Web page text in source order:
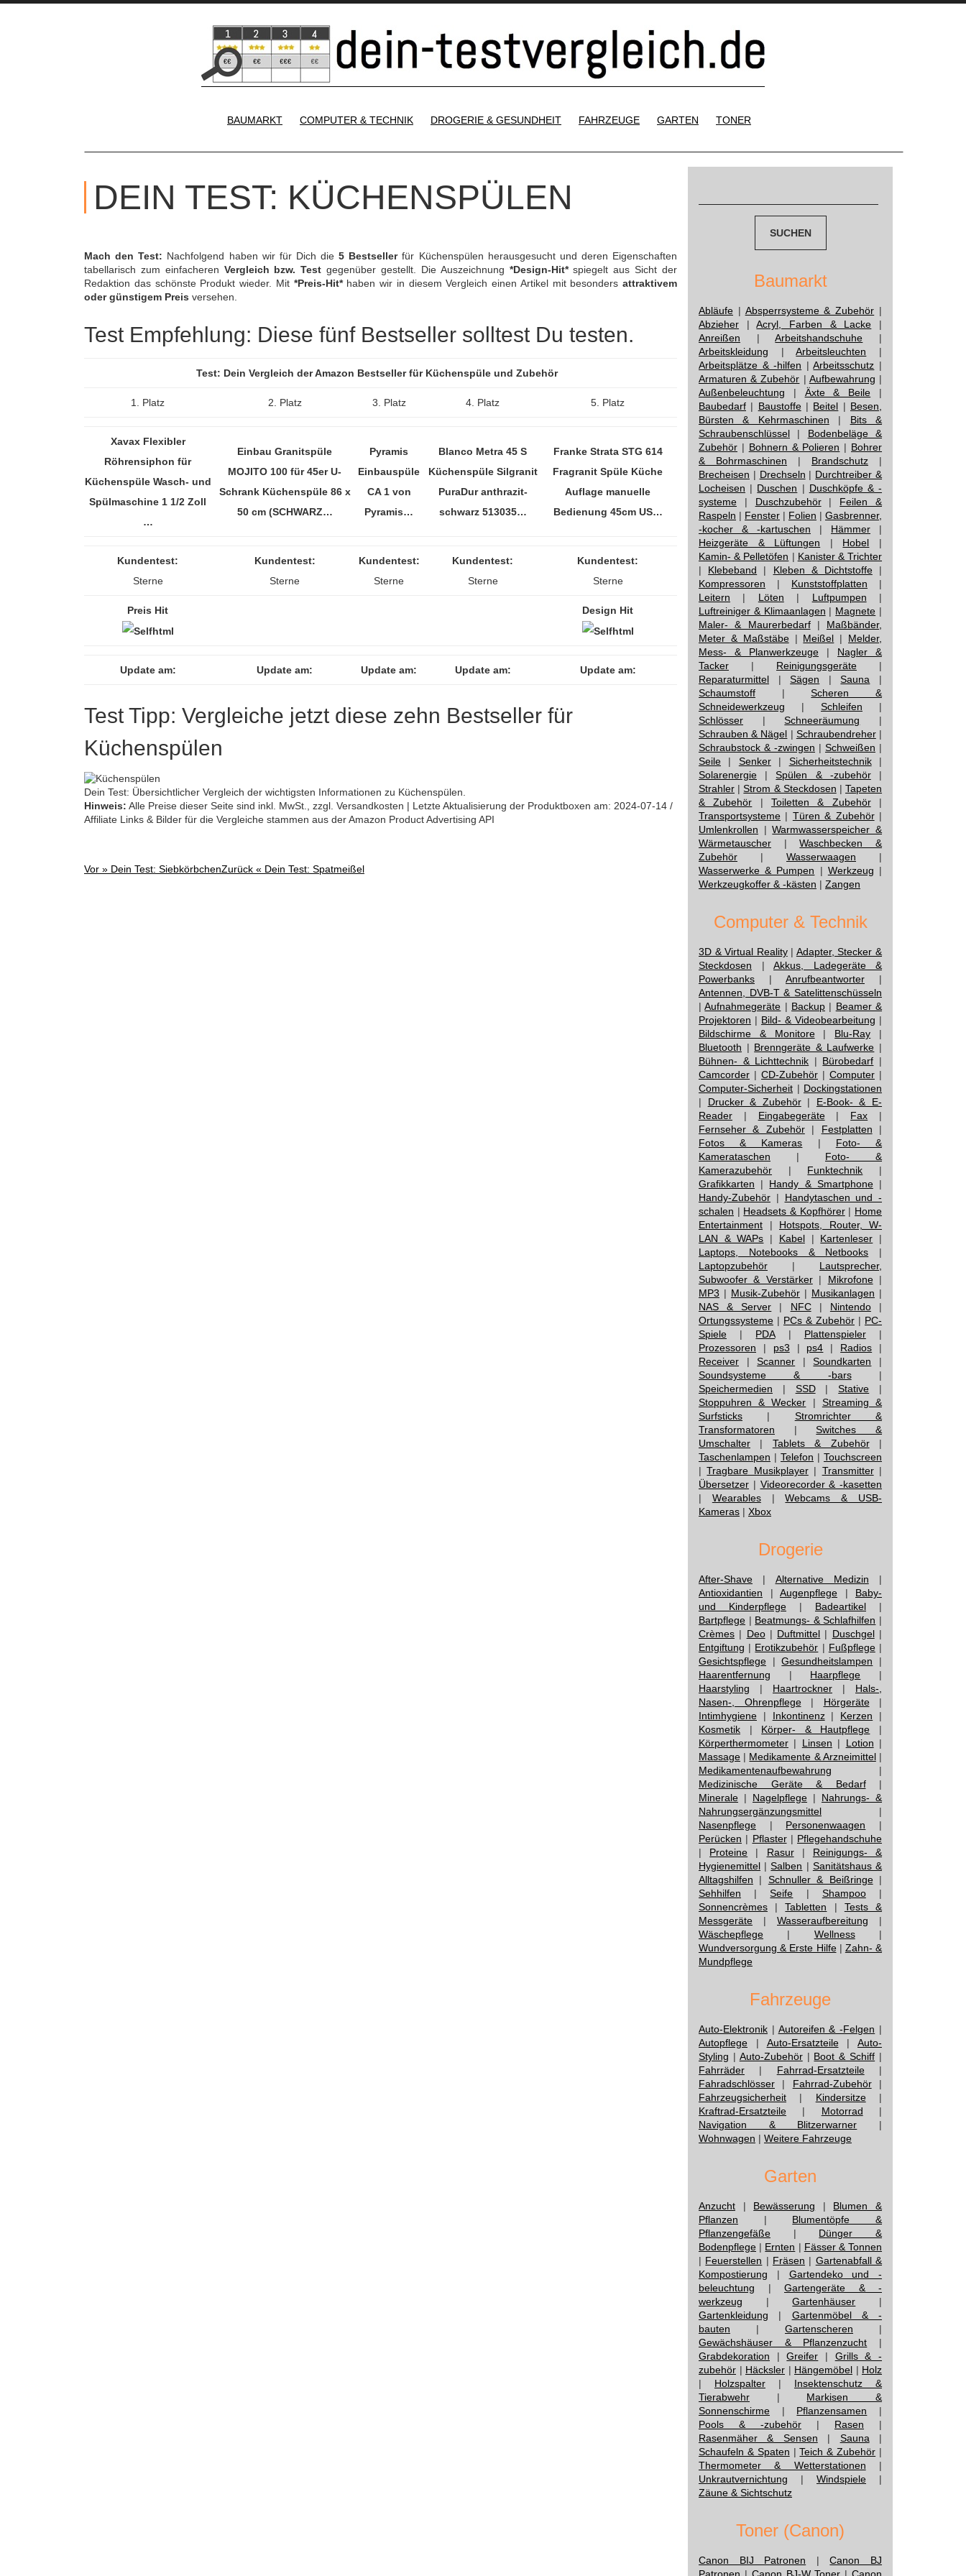
BAUMARKT
COMPUTER & TECHNIK DROGERIE & GESUNDHEIT FAHRZEUGE GARTEN TONER
DEIN TEST: KÜCHENSPÜLEN
Mach den Test: Nachfolgend haben wir für Dich die5 Bestsellerfür Küchenspülen herausgesucht und deren Eigenschaften
tabellarisch zum einfacheren Vergleich bzw. Test gegenüber gestellt. Die Auszeichnung *Design-Hit*spiegelt aus Sicht der
Redaktion das schönste Produkt wieder. Mit *Preis-Hit*haben wir in diesem Vergleich einen Artikel mit besonders attraktivem
oder günstigem Preis versehen.
Test Empfehlung: Diese fünf Bestseller solltest Du testen.
Test: Dein Vergleich der Amazon Bestseller für Küchenspüle und Zubehör
1. Platz 2. Platz 3. Platz 4. Platz 5. Platz
Xavax Flexibler
Röhrensiphon für
Küchenspüle Wasch- und
Spülmaschine 1 1/2 Zoll
…
Einbau Granitspüle
MOJITO 100 für 45er U-
Schrank Küchenspüle 86 x
50 cm (SCHWARZ…
Pyramis
Einbauspüle
CA 1 von
Pyramis…
Blanco Metra 45 S
Küchenspüle Silgranit
PuraDur anthrazit-
schwarz 513035…
Franke Strata STG 614
Fragranit Spüle Küche
Auflage manuelle
Bedienung 45cm US…
Kundentest:
Sterne
Kundentest:
Sterne
Kundentest:
Sterne
Kundentest:
Sterne
Kundentest:
Sterne
Preis Hit Design Hit
Update am: Update am: Update am: Update am: Update am:
Test Tipp: Vergleiche jetzt diese zehn Bestseller für
Küchenspülen
Dein Test: Übersichtlicher Vergleich der wichtigsten Informationen zu Küchenspülen.
Hinweis: Alle Preise dieser Seite sind inkl. MwSt., zzgl. Versandkosten | Letzte Aktualisierung der Produktboxen am: 2024-07-14 /
Affiliate Links & Bilder für die Vergleiche stammen aus der Amazon Product Advertising API
Post
Vor » Dein Test: SiebkörbchenZurück « Dein Test: Spatmeißel
Baumarkt
Abläufe | Absperrsysteme & Zubehör |
Abzieher |Acryl, Farben & Lacke |
Anreißen |Arbeitshandschuhe |
Arbeitskleidung |Arbeitsleuchten |
Arbeitsplätze & -hilfen |Arbeitsschutz |
Armaturen & Zubehör | Aufbewahrung |
Außenbeleuchtung | Äxte & Beile |
Baubedarf | Baustoffe| Beitel | Besen,
Bürsten & Kehrmaschinen | Bits &
Schraubenschlüssel | Bodenbeläge &
Zubehör | Bohnern & Polieren | Bohrer
& Bohrmaschinen | Brandschutz |
Brecheisen | Drechseln | Durchtreiber &
Locheisen | Duschen | Duschköpfe & -
systeme | Duschzubehör| Feilen &
Raspeln | Fenster | Folien | Gasbrenner,
-kocher & -kartuschen | Hämmer |
Heizgeräte & Lüftungen | Hobel |
Kamin- & Pelletöfen | Kanister & Trichter
| Klebeband | Kleben & Dichtstoffe|
Kompressoren | Kunststoffplatten |
Leitern | Löten | Luftpumpen |
Luftreiniger & Klimaanlagen | Magnete |
Maler- & Maurerbedarf| Maßbänder,
Meter & Maßstäbe| Meißel | Melder,
Mess- & Planwerkzeuge | Nagler &
Tacker | Reinigungsgeräte |
Reparaturmittel |Sägen |Sauna |
Schaumstoff |Scheren &
Schneidewerkzeug | Schleifen |
Schlösser |Schneeräumung |
Schrauben & Nägel | Schraubendreher|
Schraubstock & -zwingen | Schweißen |
Seile | Senker| Sicherheitstechnik|
Solarenergie |Spülen & -zubehör|
Strahler |Strom & Steckdosen |Tapeten
& Zubehör |Toiletten & Zubehör|
Transportsysteme | Türen & Zubehör|
Umlenkrollen |Warmwasserspeicher &
Wärmetauscher |Waschbecken &
Zubehör | Wasserwaagen |
Wasserwerke & Pumpen | Werkzeug |
Werkzeugkoffer & -kästen | Zangen
Computer & Technik
3D & Virtual Reality| Adapter, Stecker &
Steckdosen | Akkus, Ladegeräte &
Powerbanks | Anrufbeantworter |
Antennen, DVB-T & Satelittenschüsseln
|Aufnahmegeräte | Backup | Beamer &
Projektoren | Bild- & Videobearbeitung |
Bildschirme & Monitore| Blu-Ray |
Bluetooth | Brenngeräte & Laufwerke |
Bühnen- & Lichttechnik | Bürobedarf |
Camcorder | CD-Zubehör | Computer |
Computer-Sicherheit | Dockingstationen
| Drucker & Zubehör| E-Book- & E-
Reader | Eingabegeräte| Fax |
Fernseher & Zubehör| Festplatten |
Fotos & Kameras | Foto- &
Kamerataschen | Foto- &
Kamerazubehör | Funktechnik |
Grafikkarten | Handy & Smartphone|
Handy-Zubehör | Handytaschen und -
schalen | Headsets & Kopfhörer| Home
Entertainment | Hotspots, Router, W-
LAN & WAPs | Kabel| Kartenleser |
Laptops, Notebooks & Netbooks |
Laptopzubehör | Lautsprecher,
Subwoofer & Verstärker| Mikrofone|
MP3 | Musik-Zubehör | Musikanlagen |
NAS & Server | NFC| Nintendo|
Ortungssysteme | PCs & Zubehör | PC-
Spiele | PDA| Plattenspieler|
Prozessoren | ps3 | ps4 | Radios |
Receiver |Scanner |Soundkarten |
Soundsysteme & -bars|
Speichermedien | SSD|Stative |
Stoppuhren & Wecker | Streaming &
Surfsticks | Stromrichter &
Transformatoren |Switches &
Umschalter | Tablets & Zubehör|
Taschenlampen | Telefon | Touchscreen
|Tragbare Musikplayer| Transmitter|
Übersetzer | Videorecorder & -kasetten
| Wearables|Webcams & USB-
Kameras | Xbox
Drogerie
After-Shave | Alternative Medizin |
Antioxidantien | Augenpflege | Baby-
und Kinderpflege | Badeartikel |
Bartpflege | Beatmungs- & Schlafhilfen |
Crèmes | Deo| Duftmittel | Duschgel|
Entgiftung | Erotikzubehör | Fußpflege|
Gesichtspflege |Gesundheitslampen |
Haarentfernung | Haarpflege |
Haarstyling | Haartrockner | Hals-,
Nasen-, Ohrenpflege| Hörgeräte|
Intimhygiene | Inkontinenz| Kerzen |
Kosmetik | Körper- & Hautpflege |
Körperthermometer | Linsen | Lotion |
Massage | Medikamente & Arzneimittel|
Medikamentenaufbewahrung |
Medizinische Geräte & Bedarf|
Minerale | Nagelpflege | Nahrungs- &
Nahrungsergänzungsmittel |
Nasenpflege | Personenwaagen |
Perücken | Pflaster| Pflegehandschuhe
| Proteine | Rasur| Reinigungs- &
Hygienemittel |Salben | Sanitätshaus &
Alltagshilfen | Schnuller & Beißringe|
Sehhilfen |Seife | Shampoo|
Sonnencrèmes |Tabletten | Tests &
Messgeräte | Wasseraufbereitung |
Wäschepflege | Wellness|
Wundversorgung & Erste Hilfe| Zahn- &
Mundpflege
Fahrzeuge
Auto-Elektronik | Autoreifen & -Felgen |
Autopflege | Auto-Ersatzteile| Auto-
Styling | Auto-Zubehör| Boot & Schiff |
Fahrräder | Fahrrad-Ersatzteile|
Fahradschlösser | Fahrrad-Zubehör|
Fahrzeugsicherheit | Kindersitze|
Kraftrad-Ersatzteile | Motorrad |
Navigation & Blitzerwarner |
Wohnwagen | Weitere Fahrzeuge
Garten
Anzucht | Bewässerung | Blumen &
Pflanzen | Blumentöpfe &
Pflanzengefäße | Dünger &
Bodenpflege | Ernten | Fässer & Tonnen
| Feuerstellen | Fräsen | Gartenabfall &
Kompostierung | Gartendeko und -
beleuchtung | Gartengeräte & -
werkzeug |Gartenhäuser |
Gartenkleidung | Gartenmöbel & -
bauten | Gartenscheren |
Gewächshäuser & Pflanzenzucht |
Grabdekoration |Greifer | Grills & -
zubehör | Häcksler | Hängemöbel | Holz
| Holzspalter | Insektenschutz &
Tierabwehr | Markisen &
Sonnenschirme | Pflanzensamen |
Pools & -zubehör | Rasen |
Rasenmäher & Sensen | Sauna |
Schaufeln & Spaten |Teich & Zubehör |
Thermometer & Wetterstationen |
Unkrautvernichtung | Windspiele |
Zäune & Sichtschutz
Toner (Canon)
Canon BIJ Patronen |Canon BJ